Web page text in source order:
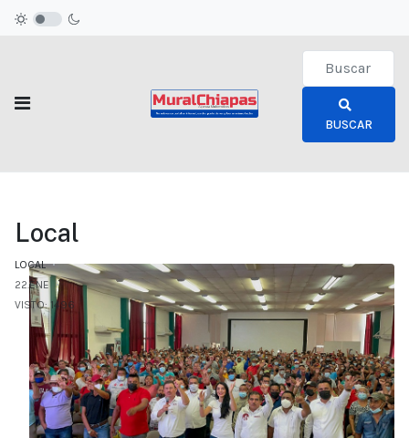
Type 2 or
BUSCAR
Local
LOCAL
22.ENE
VISTO: 1496